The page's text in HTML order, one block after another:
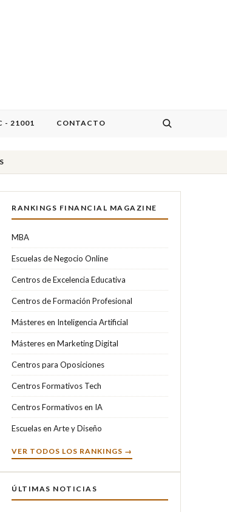
- 21001 CONTACTO
RANKINGS FINANCIAL MAGAZINE
MBA
Escuelas de Negocio Online
Centros de Excelencia Educativa
Centros de Formación Profesional
Másteres en Inteligencia Artificial
Másteres en Marketing Digital
Centros para Oposiciones
Centros Formativos Tech
Centros Formativos en IA
Escuelas en Arte y Diseño
VER TODOS LOS RANKINGS →
ÚLTIMAS NOTICIAS